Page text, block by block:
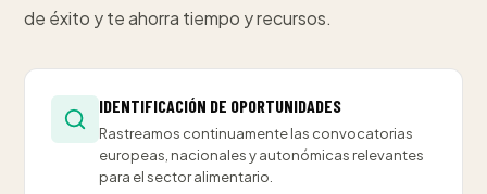
de éxito y te ahorra tiempo y recursos.
IDENTIFICACIÓN DE OPORTUNIDADES
Rastreamos continuamente las convocatorias
europeas, nacionales y autonómicas relevantes
para el sector alimentario.